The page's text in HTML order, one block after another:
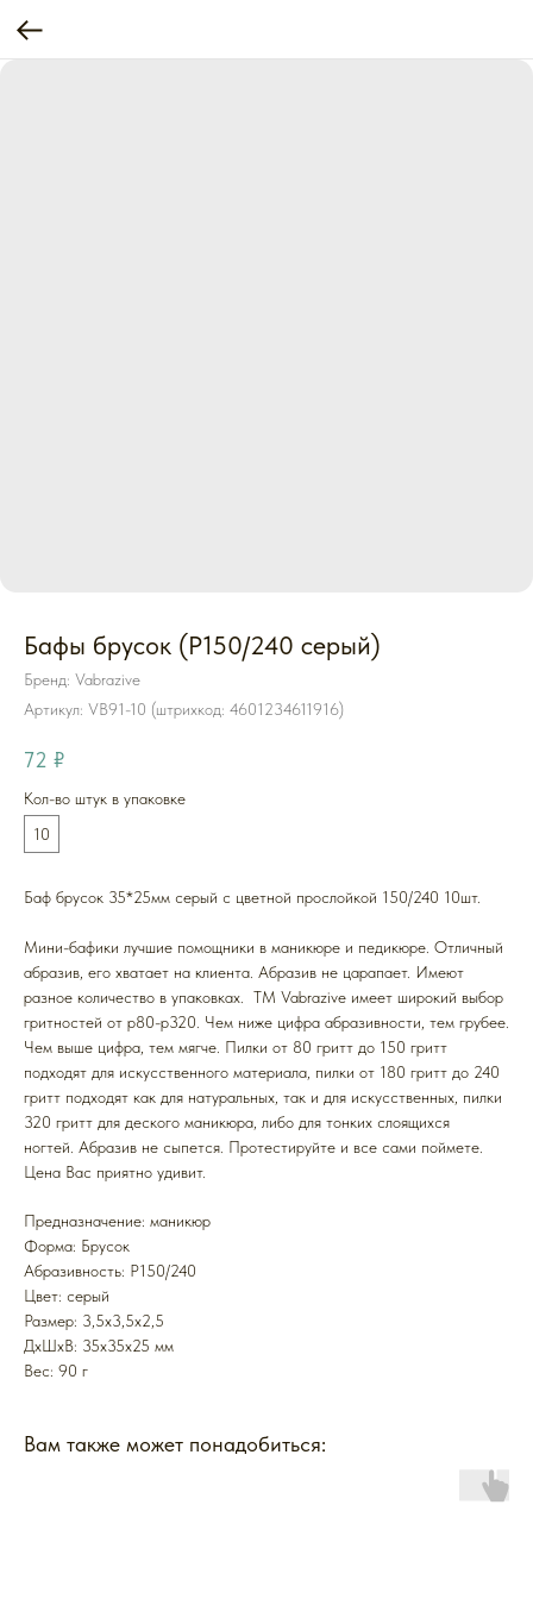
Бафы брусок (P150/240 серый)
Бренд: Vabrazive
Артикул: VB91-10 (штрихкод: 4601234611916)
72 ₽
Кол-во штук в упаковке
10
Баф брусок 35*25мм серый с цветной прослойкой 150/240 10шт.
Мини-бафики лучшие помощники в маникюре и педикюре. Отличный
абразив, его хватает на клиента. Абразив не царапает. Имеют
разное количество в упаковках. ТМ Vabrazive имеет широкий выбор
гритностей от p80-p320. Чем ниже цифра абразивности, тем грубее.
Чем выше цифра, тем мягче. Пилки от 80 гритт до 150 гритт
подходят для искусственного материала, пилки от 180 гритт до 240
гритт подходят как для натуральных, так и для искусственных, пилки
320 гритт для деского маникюра, либо для тонких слоящихся
ногтей. Абразив не сыпется. Протестируйте и все сами поймете.
Цена Вас приятно удивит.
Предназначение: маникюр
Форма: Брусок
Абразивность: P150/240
Цвет: серый
Размер: 3,5х3,5х2,5
ДxШxВ: 35x35x25 мм
Вес: 90 г
Вам также может понадобиться: